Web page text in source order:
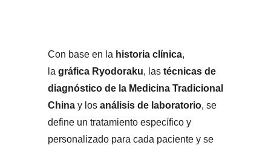
Con base en la historia clínica,
la gráfica Ryodoraku, las técnicas de
diagnóstico de la Medicina Tradicional
China y los análisis de laboratorio, se
define un tratamiento específico y
personalizado para cada paciente y se